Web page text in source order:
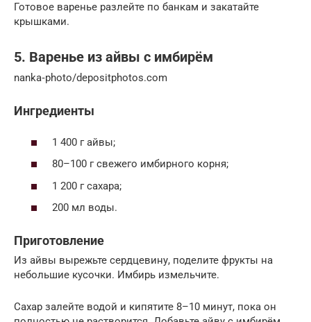
Готовое варенье разлейте по банкам и закатайте
крышками.
5. Варенье из айвы с имбирём
nanka‑photo/depositphotos.com
Ингредиенты
1 400 г айвы;
80–100 г свежего имбирного корня;
1 200 г сахара;
200 мл воды.
Приготовление
Из айвы вырежьте сердцевину, поделите фрукты на
небольшие кусочки. Имбирь измельчите.
Сахар залейте водой и кипятите 8–10 минут, пока он